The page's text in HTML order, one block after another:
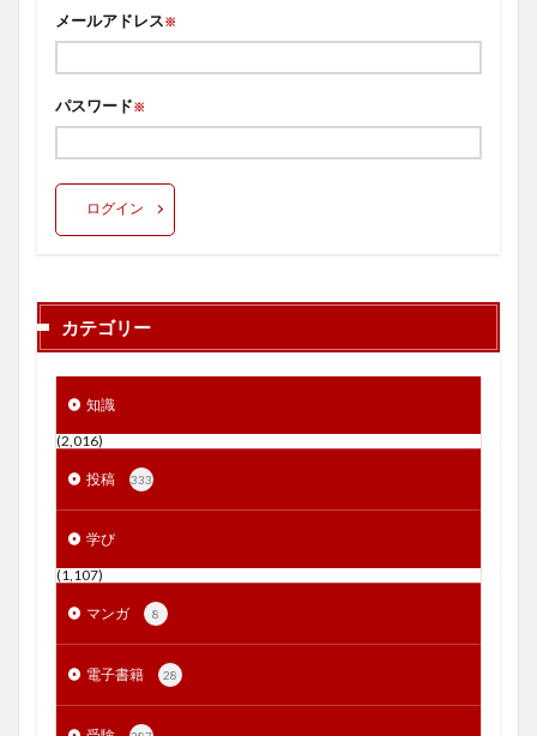
メールアドレス※
パスワード※
ログイン
カテゴリー
知識
(2,016)
投稿 333
学び
(1,107)
マンガ 8
電子書籍 28